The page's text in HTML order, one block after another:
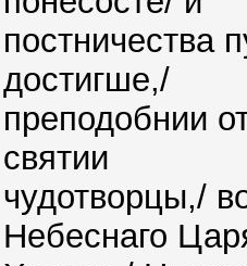
постничества
достигше,/
преподобнии
святии
чудотворцы,/
Небеснаго